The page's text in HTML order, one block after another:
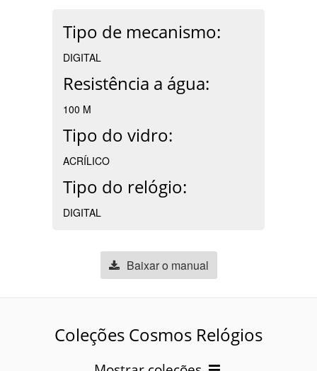
Tipo de mecanismo:
DIGITAL
Resistência a água:
100 M
Tipo do vidro:
ACRÍLICO
Tipo do relógio:
DIGITAL
Baixar o manual
Coleções Cosmos Relógios